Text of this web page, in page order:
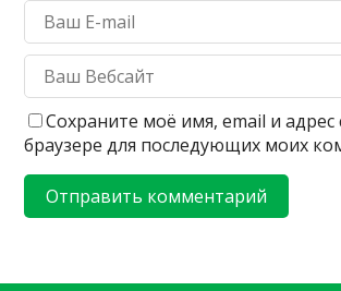
Сохраните моё имя, email и адрес
браузере для последующих моих